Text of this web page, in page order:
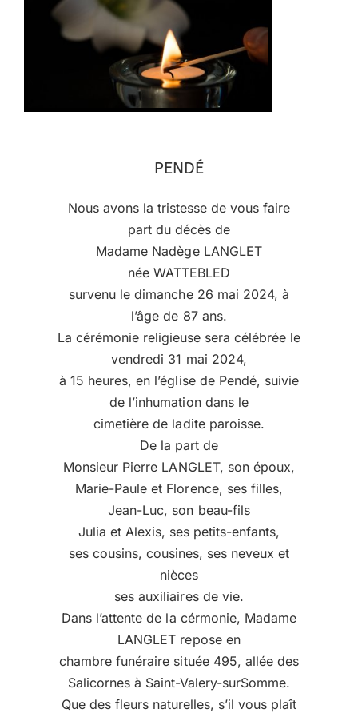
PENDÉ
Nous avons la tristesse de vous faire
part du décès de
Madame Nadège LANGLET
née WATTEBLED
survenu le dimanche 26 mai 2024, à
l’âge de 87 ans.
La cérémonie religieuse sera célébrée le
vendredi 31 mai 2024,
à 15 heures, en l’église de Pendé, suivie
de l’inhumation dans le
cimetière de ladite paroisse.
De la part de
Monsieur Pierre LANGLET, son époux,
Marie-Paule et Florence, ses filles,
Jean-Luc, son beau-fils
Julia et Alexis, ses petits-enfants,
ses cousins, cousines, ses neveux et
nièces
ses auxiliaires de vie.
Dans l’attente de la cérmonie, Madame
LANGLET repose en
chambre funéraire située 495, allée des
Salicornes à Saint-Valery-surSomme.
Que des fleurs naturelles, s’il vous plaît